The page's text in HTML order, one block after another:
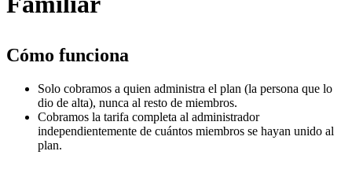
Cómo funciona
Solo cobramos a quien administra el plan (la persona que lo
dio de alta), nunca al resto de miembros.
Cobramos la tarifa completa al administrador
independientemente de cuántos miembros se hayan unido al
plan.